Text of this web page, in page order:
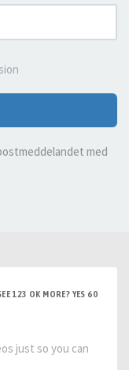
med
123 OK MORE? YES 60
just so you can